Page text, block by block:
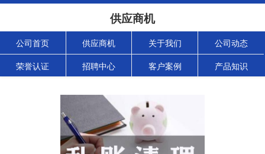
供应商机
公司首页 供应商机 关于我们 公司动态
荣誉认证 招聘中心 客户案例 产品知识